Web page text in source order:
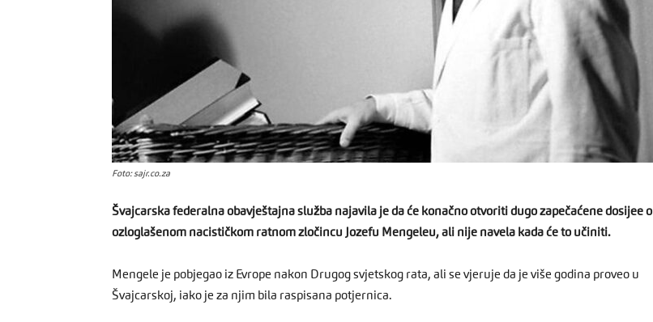
Foto: sajr.co.za
Švajcarska federalna obavještajna služba najavila je da će konačno otvoriti dugo zapečaćene dosijee o
ozloglašenom nacističkom ratnom zločincu Jozefu Mengeleu, ali nije navela kada će to učiniti.
Mengele je pobjegao iz Evrope nakon Drugog svjetskog rata, ali se vjeruje da je više godina proveo u
Švajcarskoj, iako je za njim bila raspisana potjernica.